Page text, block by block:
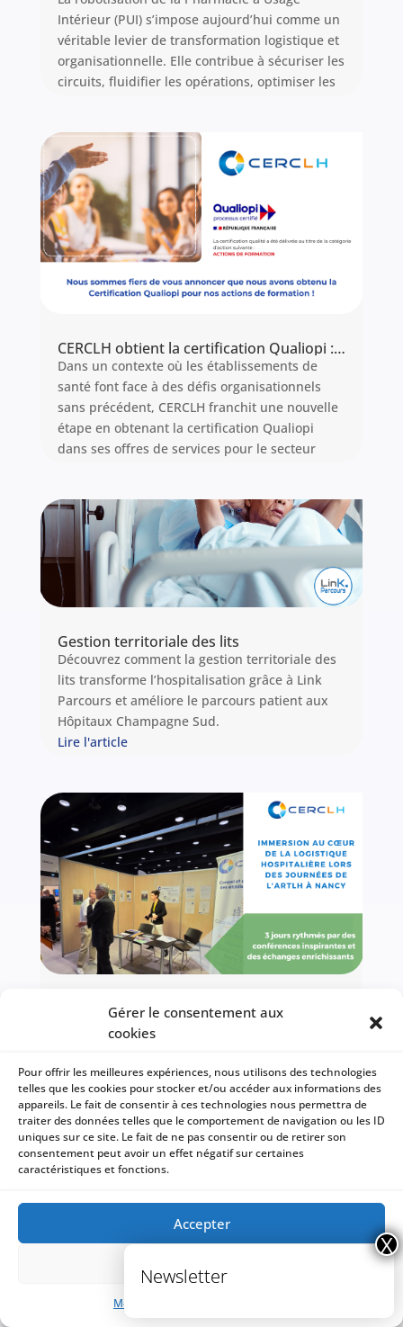
Gérer le consentement aux
cookies
Pour offrir les meilleures expériences, nous utilisons des technologies
telles que les cookies pour stocker et/ou accéder aux informations des
appareils. Le fait de consentir à ces technologies nous permettra de
traiter des données telles que le comportement de navigation ou les ID
uniques sur ce site. Le fait de ne pas consentir ou de retirer son
consentement peut avoir un effet négatif sur certaines
caractéristiques et fonctions.
Accepter
Mentions légales
Intérieur (PUI) s’impose aujourd’hui comme un
véritable levier de transformation logistique et
organisationnelle. Elle contribue à sécuriser les
circuits, fluidifier les opérations, optimiser les
Lire l'article
CERCLH obtient la certification Qualiopi : Votre partenaire formation certifié pour l’excellence hospitalière
Dans un contexte où les établissements de
santé font face à des défis organisationnels
sans précédent, CERCLH franchit une nouvelle
étape en obtenant la certification Qualiopi
dans ses offres de services pour le secteur
Cette certification qualité Qualiopi valide notre
expertise développée au fil de plus de 600
missions d’accompagnement des
établissements et des expériences
personnelles de nos consultants. En tant que
cabinet de conseil spécialisé exclusivement en
expertise terrain en actions de formation
certifiées.
Lire l'article
Gestion territoriale des lits
Découvrez comment la gestion territoriale des
lits transforme l’hospitalisation grâce à Link
Parcours et améliore le parcours patient aux
Hôpitaux Champagne Sud.
Lire l'article
ARTLH 2025 : une dynamique collective pour
Lire l'article